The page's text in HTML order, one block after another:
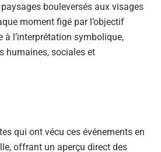
bouleversés aux visages
moment figé par l’objectif
l’interprétation symbolique,
humaines, sociales et
qui ont vécu ces événements en
offrant un aperçu direct des